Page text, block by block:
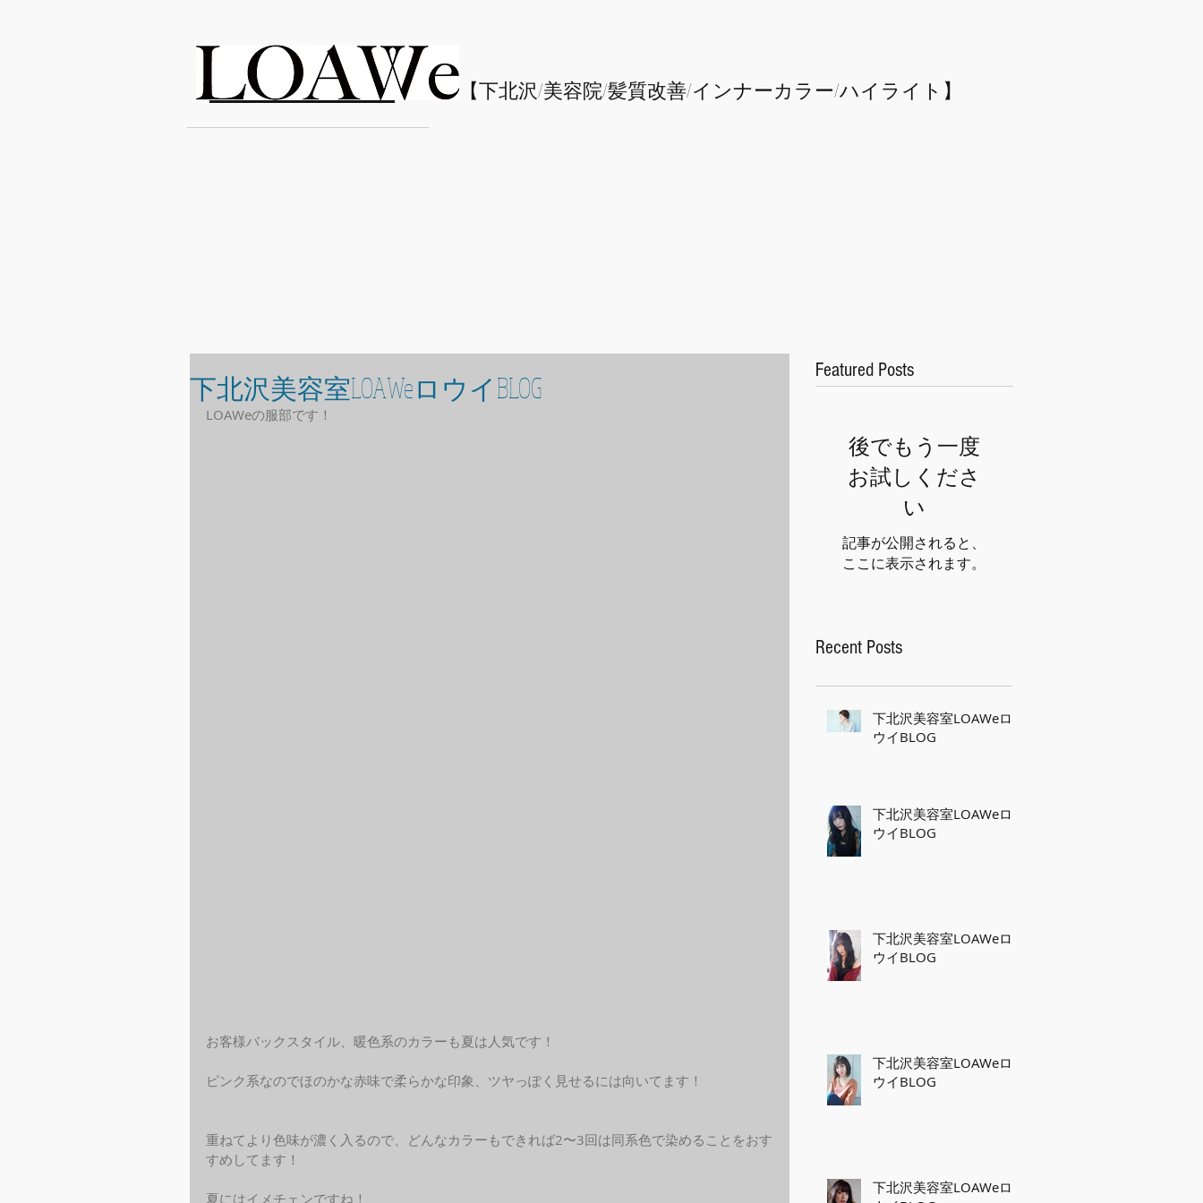
LOAWe ​【下北沢/美容院/髪質改善/インナーカラー/​ハイライト】
下北沢美容室LOAWeロウイBLOG
LOAWeの服部です！
お客様バックスタイル、暖色系のカラーも夏は人気です！
ピンク系なのでほのかな赤味で柔らかな印象、ツヤっぽく見せるには向いてます！
重ねてより色味が濃く入るので、どんなカラーもできれば2〜3回は同系色で染めることをおす
すめしてます！
夏にはイメチェンですね！
Featured Posts
後でもう一度
お試しくださ
い
記事が公開されると、
ここに表示されます。
Recent Posts
下北沢美容室LOAWeロ
ウイBLOG
下北沢美容室LOAWeロ
ウイBLOG
下北沢美容室LOAWeロ
ウイBLOG
下北沢美容室LOAWeロ
ウイBLOG
下北沢美容室LOAWeロ